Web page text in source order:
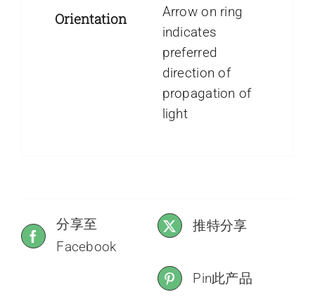
Orientation
Arrow on ring
indicates
preferred
direction of
propagation of
light
分享至
Facebook
推特分享
Pin此产品